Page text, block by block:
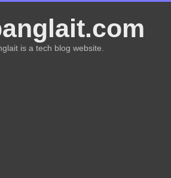
is a tech blog website.